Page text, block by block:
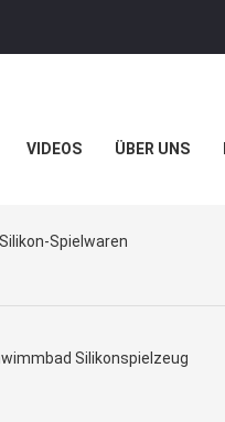
VIDEOS ÜBER UNS
Spielwaren
Silikonspielzeug